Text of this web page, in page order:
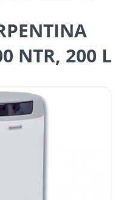
NTR, 200 L